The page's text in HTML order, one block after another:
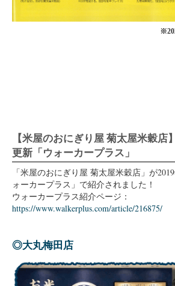
【米屋のおにぎり屋 菊太屋米穀店
更新「ウォーカープラス」
「米屋のおにぎり屋 菊太屋米穀店」が
ォーカープラス」で紹介されました！
ウォーカープラス紹介ページ：
https://www.walkerplus.com/article/216875/
◎大丸梅田店